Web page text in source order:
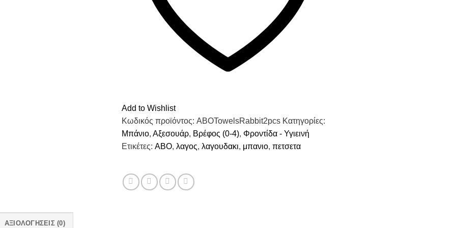
Add to Wishlist
Κωδικός προϊόντος: ABOTowelsRabbit2pcs Κατηγορίες:
Μπάνιο, Αξεσουάρ, Βρέφος (0-4), Φροντίδα - Υγιεινή
Ετικέτες: ABO, λαγος, λαγουδακι, μπανιο, πετσετα
ΑΞΙΟΛΟΓΉΣΕΙΣ (0)